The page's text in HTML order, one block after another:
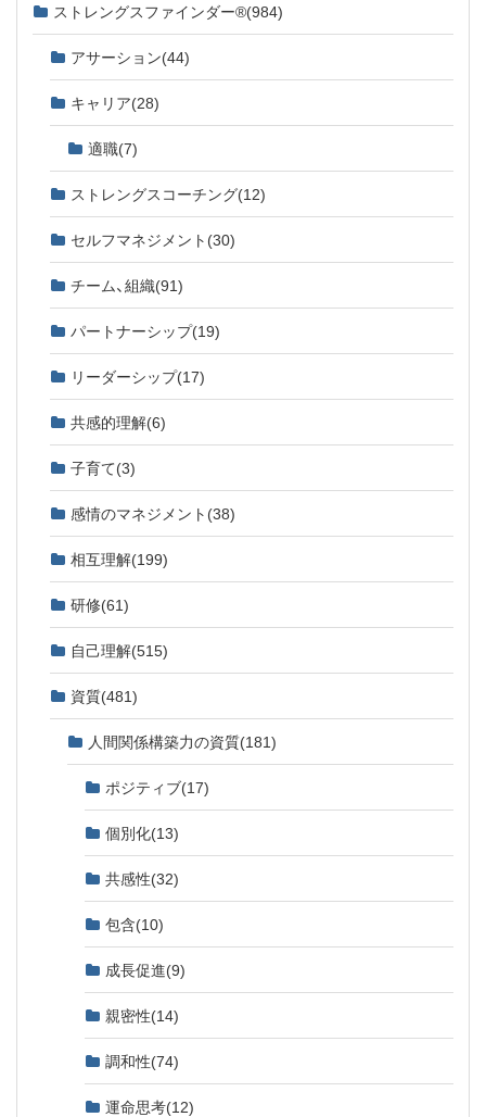
ストレングスファインダー®(984)
アサーション(44)
キャリア(28)
適職(7)
ストレングスコーチング(12)
セルフマネジメント (30)
チーム、組織(91)
パートナーシップ(19)
リーダーシップ(17)
共感的理解(6)
子育て(3)
感情のマネジメント (38)
相互理解(199)
研修(61)
自己理解(515)
資質(481)
人間関係構築力の資質(181)
ポジティブ(17)
個別化(13)
共感性(32)
包含(10)
成長促進(9)
親密性(14)
調和性(74)
運命思考(12)